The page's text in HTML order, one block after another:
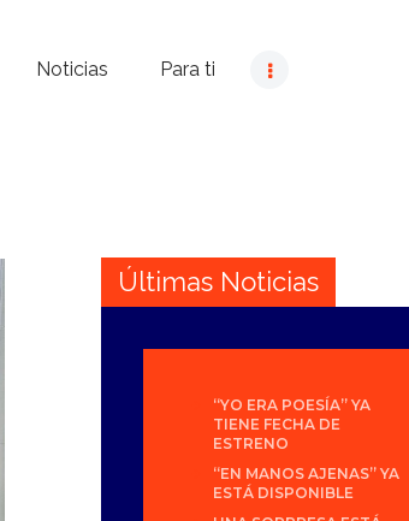
Noticias Para ti
Últimas Noticias
“YO ERA POESÍA” YA
TIENE FECHA DE
ESTRENO
“EN MANOS AJENAS” YA
ESTÁ DISPONIBLE